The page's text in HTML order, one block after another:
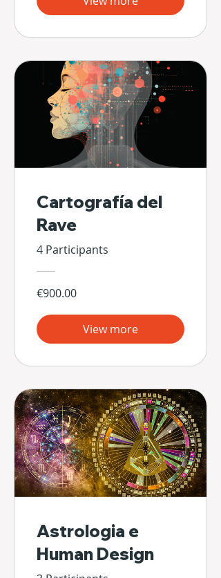
Cartografía del
Rave
4 Participants
€900.00
View more
Astrologia e
Human Design